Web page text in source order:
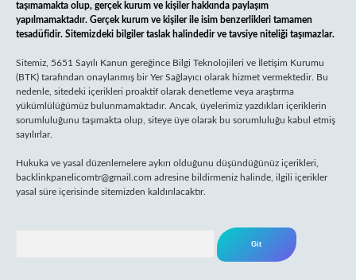
taşımamakta olup, gerçek kurum ve kişiler hakkında paylaşım
yapılmamaktadır. Gerçek kurum ve kişiler ile isim benzerlikleri tamamen
tesadüfidir. Sitemizdeki bilgiler taslak halindedir ve tavsiye niteliği taşımazlar.
Sitemiz, 5651 Sayılı Kanun gereğince Bilgi Teknolojileri ve İletişim Kurumu
(BTK) tarafından onaylanmış bir Yer Sağlayıcı olarak hizmet vermektedir. Bu
nedenle, sitedeki içerikleri proaktif olarak denetleme veya araştırma
yükümlülüğümüz bulunmamaktadır. Ancak, üyelerimiz yazdıkları içeriklerin
sorumluluğunu taşımakta olup, siteye üye olarak bu sorumluluğu kabul etmiş
sayılırlar.
Hukuka ve yasal düzenlemelere aykırı olduğunu düşündüğünüz içerikleri,
backlinkpanelicomtr@gmail.com adresine bildirmeniz halinde, ilgili içerikler
yasal süre içerisinde sitemizden kaldırılacaktır.